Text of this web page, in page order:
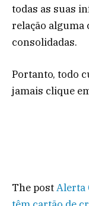
todas as suas
relação
consolidadas.
Portanto, todo
jamais clique
The postAlerta